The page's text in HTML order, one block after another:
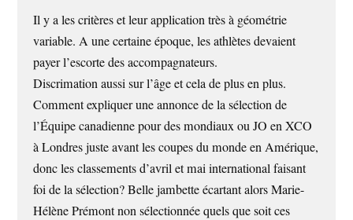
Il y a les critères et leur application très à géométrie
variable. A une certaine époque, les athlètes devaient
payer l’escorte des accompagnateurs.
Discrimation aussi sur l’âge et cela de plus en plus.
Comment expliquer une annonce de la sélection de
l’Équipe canadienne pour des mondiaux ou JO en XCO
à Londres juste avant les coupes du monde en Amérique,
donc les classements d’avril et mai international faisant
foi de la sélection? Belle jambette écartant alors Marie-
Hélène Prémont non sélectionnée quels que soit ces